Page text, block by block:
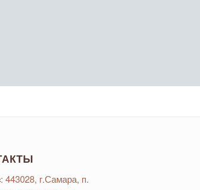
: 443028, г.Самара, п.